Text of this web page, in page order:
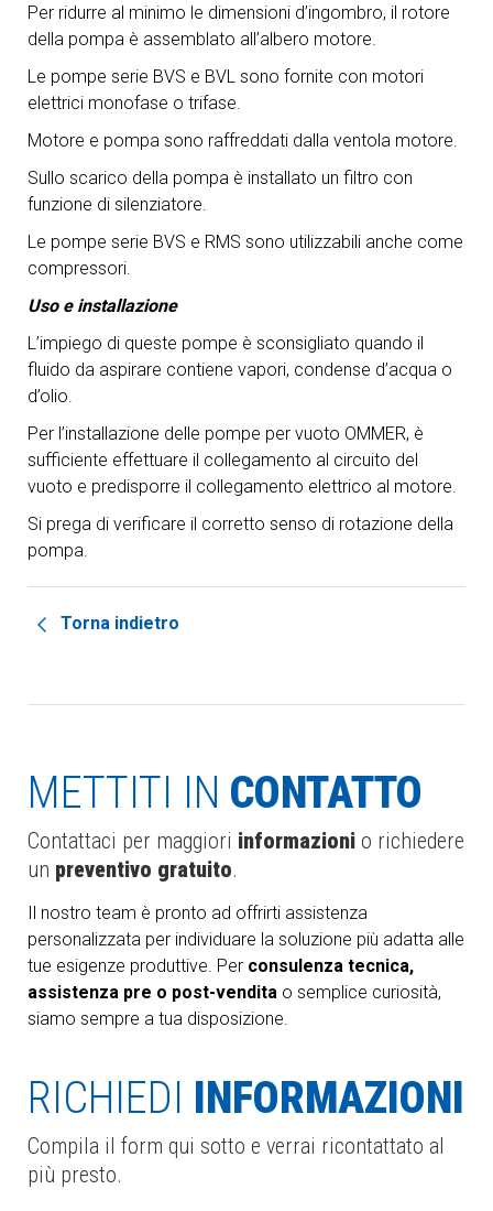
Per ridurre al minimo le dimensioni d’ingombro, il rotore
della pompa è assemblato all’albero motore.
Le pompe serie BVS e BVL sono fornite con motori
elettrici monofase o trifase.
Motore e pompa sono raffreddati dalla ventola motore.
Sullo scarico della pompa è installato un filtro con
funzione di silenziatore.
Le pompe serie BVS e RMS sono utilizzabili anche come
compressori.
Uso e installazione
L’impiego di queste pompe è sconsigliato quando il
fluido da aspirare contiene vapori, condense d’acqua o
d’olio.
Per l’installazione delle pompe per vuoto OMMER, è
sufficiente effettuare il collegamento al circuito del
vuoto e predisporre il collegamento elettrico al motore.
Si prega di verificare il corretto senso di rotazione della
pompa.
Torna indietro
METTITI IN CONTATTO
Contattaci per maggiori informazioni o richiedere
un preventivo gratuito.
Il nostro team è pronto ad offrirti assistenza
personalizzata per individuare la soluzione più adatta alle
tue esigenze produttive. Per consulenza tecnica,
assistenza pre o post-vendita o semplice curiosità,
siamo sempre a tua disposizione.
RICHIEDI INFORMAZIONI
Compila il form qui sotto e verrai ricontattato al
più presto.